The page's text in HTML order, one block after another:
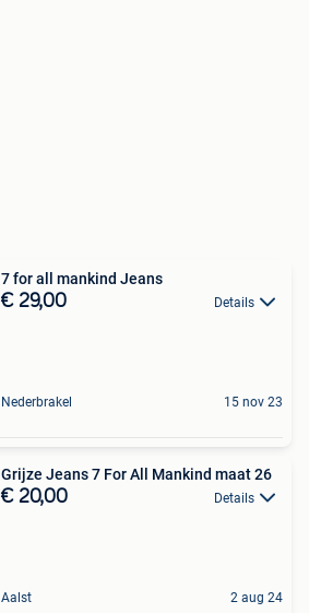
7 for all mankind Jeans
€ 29,00 Details
Nederbrakel 15 nov 23
Grijze Jeans 7 For All Mankind maat 26
€ 20,00 Details
Aalst 2 aug 24